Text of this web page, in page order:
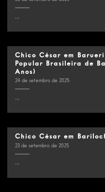
...
Chico César em
Popular Brasileira de
Anos)
24 de setembro de 2025
...
Chico César em
23 de setembro de 2025
...